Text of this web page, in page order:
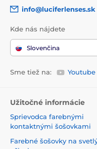
info@luciferlenses.sk
Kde nás nájdete
Slovenčina
Sme tiež na: Youtube
Užitočné informácie
Sprievodca farebnými
kontaktnými šošovkami
Farebné šošovky na